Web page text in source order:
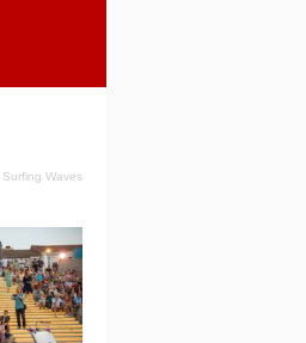
Surfing Waves